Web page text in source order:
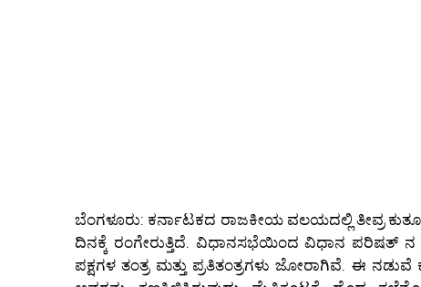
ಬೆಂಗಳೂರು: ಕರ್ನಾಟಕದ ರಾಜಕೀಯ ವಲಯದಲ್ಲಿ ತೀವ್ರ
ದಿನಕ್ಕೆ ರಂಗೇರುತ್ತಿದೆ. ವಿಧಾನಸಭೆಯಿಂದ ವಿಧಾನ ಪರಿಷತ್
ಪಕ್ಷಗಳ ತಂತ್ರ ಮತ್ತು ಪ್ರತಿತಂತ್ರಗಳು ಜೋರಾಗಿವೆ. ಈ